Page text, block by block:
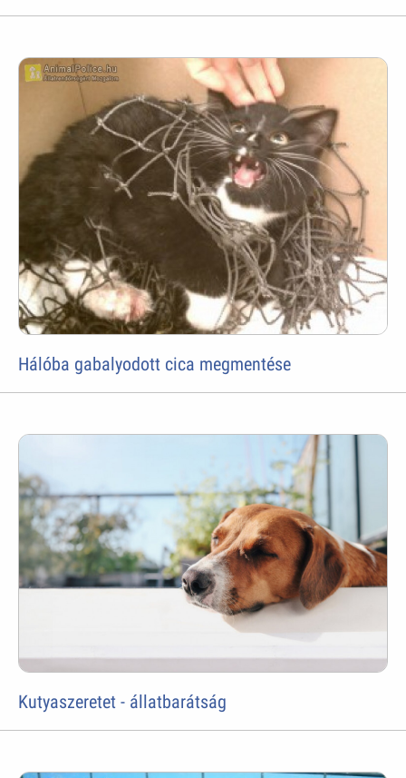
Hálóba gabalyodott cica megmentése
Kutyaszeretet - állatbarátság